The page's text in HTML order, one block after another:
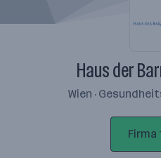
Haus der
Wien ·
Firma